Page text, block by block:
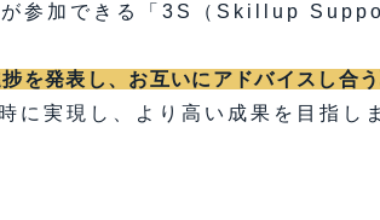
が参加できる「3S（Skillup
を発表し、お互いにアドバイスし合
に実現し、より高い成果を目指し